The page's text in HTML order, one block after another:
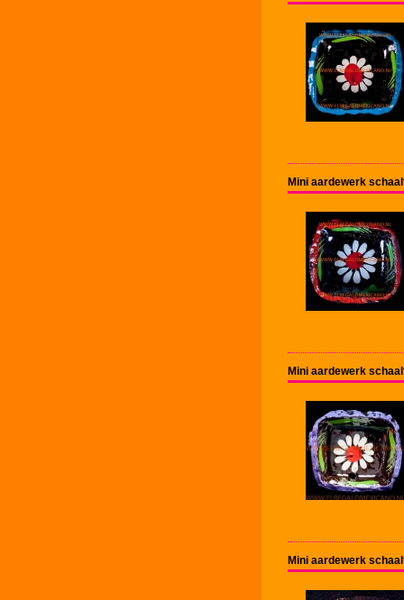
Mini aardewerk
Mini aardewerk
Mini aardewerk